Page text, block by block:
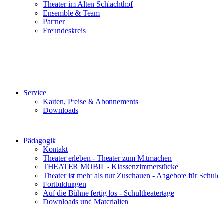
Theater im Alten Schlachthof
Ensemble & Team
Partner
Freundeskreis
Service
Karten, Preise & Abonnements
Downloads
Pädagogik
Kontakt
Theater erleben - Theater zum Mitmachen
THEATER MOBIL - Klassenzimmerstücke
Theater ist mehr als nur Zuschauen - Angebote für
Fortbildungen
Auf die Bühne fertig los - Schultheatertage
Downloads und Materialien